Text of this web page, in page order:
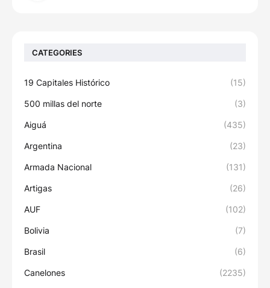
CATEGORIES
19 Capitales Histórico (15)
500 millas del norte (3)
Aiguá (435)
Argentina (23)
Armada Nacional (131)
Artigas (26)
AUF (102)
Bolivia (7)
Brasil (6)
Canelones (2235)